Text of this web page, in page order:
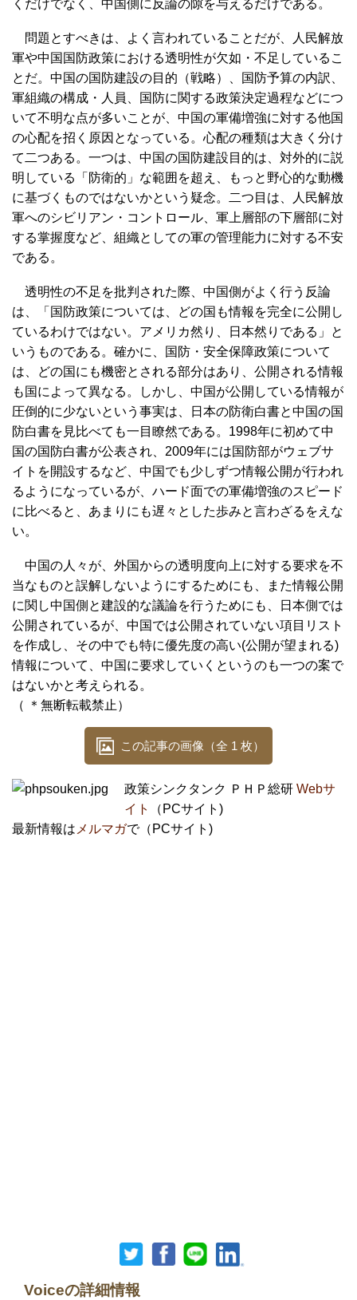
くだけでなく、中国側に反論の隙を与えるだけである。
問題とすべきは、よく言われていることだが、人民解放
軍や中国国防政策における透明性が欠如・不足しているこ
とだ。中国の国防建設の目的（戦略）、国防予算の内訳、
軍組織の構成・人員、国防に関する政策決定過程などにつ
いて不明な点が多いことが、中国の軍備増強に対する他国
の心配を招く原因となっている。心配の種類は大きく分け
て二つある。一つは、中国の国防建設目的は、対外的に説
明している「防衛的」な範囲を超え、もっと野心的な動機
に基づくものではないかという疑念。二つ目は、人民解放
軍へのシビリアン・コントロール、軍上層部の下層部に対
する掌握度など、組織としての軍の管理能力に対する不安
である。
透明性の不足を批判された際、中国側がよく行う反論
は、「国防政策については、どの国も情報を完全に公開し
ているわけではない。アメリカ然り、日本然りである」と
いうものである。確かに、国防・安全保障政策について
は、どの国にも機密とされる部分はあり、公開される情報
も国によって異なる。しかし、中国が公開している情報が
圧倒的に少ないという事実は、日本の防衛白書と中国の国
防白書を見比べても一目瞭然である。1998年に初めて中
国の国防白書が公表され、2009年には国防部がウェブサ
イトを開設するなど、中国でも少しずつ情報公開が行われ
るようになっているが、ハード面での軍備増強のスピード
に比べると、あまりにも遅々とした歩みと言わざるをえな
い。
中国の人々が、外国からの透明度向上に対する要求を不
当なものと誤解しないようにするためにも、また情報公開
に関し中国側と建設的な議論を行うためにも、日本側では
公開されているが、中国では公開されていない項目リスト
を作成し、その中でも特に優先度の高い(公開が望まれる)
情報について、中国に要求していくというのも一つの案で
はないかと考えられる。
（ ＊無断転載禁止）
この記事の画像（全 1 枚）
政策シンクタンク ＰＨＰ総研Webサ
イト
（PCサイト)
最新情報は メルマガで（PCサイト)
Voiceの詳細情報